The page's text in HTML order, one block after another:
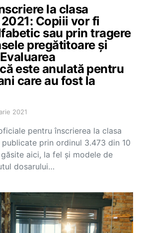
la clasa
Copiii vor fi
sau prin tragere
pregătitoare și
este anulată pentru
care au fost la
2021
pentru înscrierea la clasa
prin ordinul 3.473 din 10
aici, la fel și modele de
dosarului…